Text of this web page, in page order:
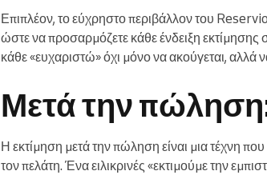
Επιπλέον, το εύχρηστο περιβάλλον του
ώστε να προσαρμόζετε κάθε ένδειξη εκτίμησης
κάθε «ευχαριστώ» όχι μόνο να ακούγεται, αλλά
Μετά την
Η εκτίμηση μετά την πώληση είναι μια τέχνη
τον πελάτη. Ένα ειλικρινές «εκτιμούμε την